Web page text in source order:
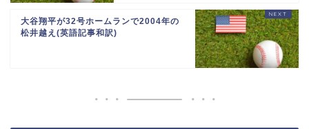
大谷翔平が32号ホームランで2004年の
松井越え(英語記事和訳)